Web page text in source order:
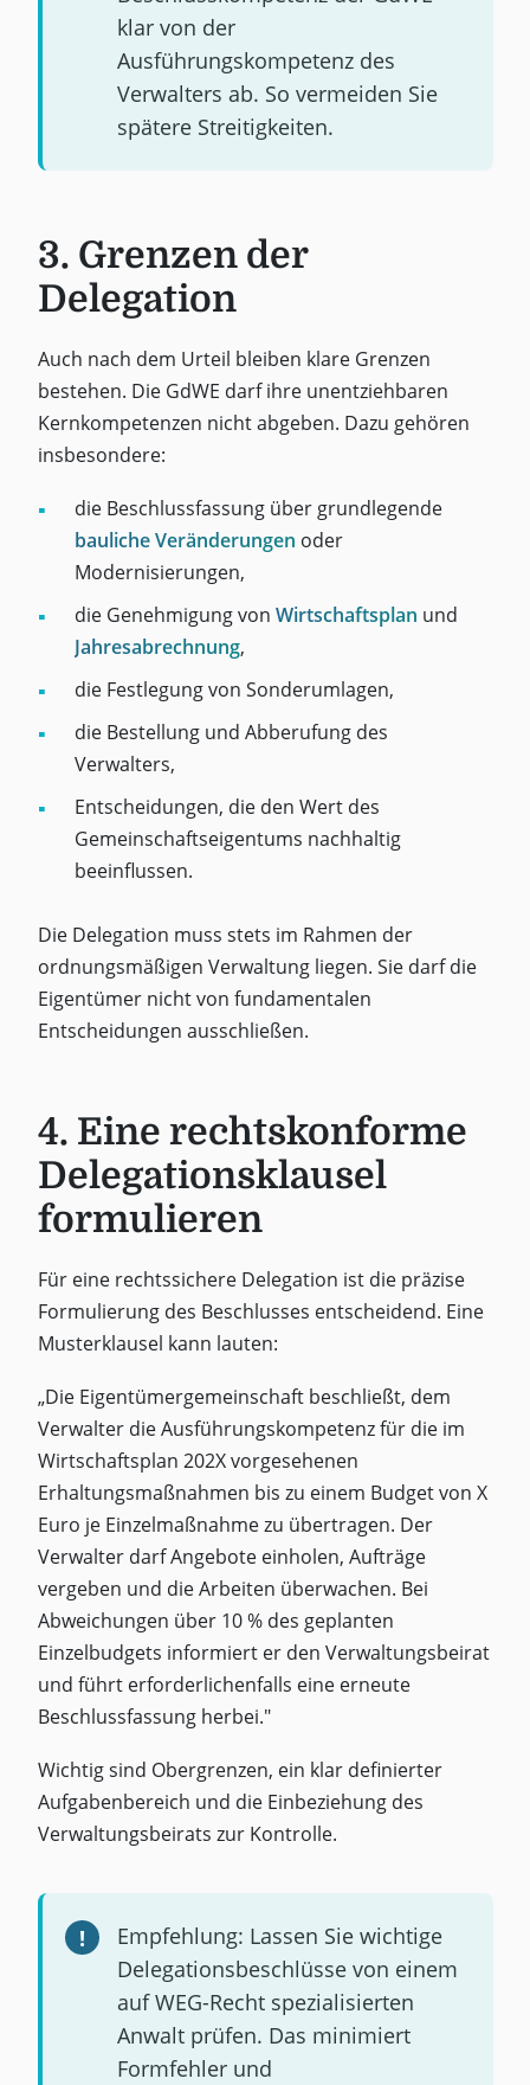
klar von der
Ausführungskompetenz des
Verwalters ab. So vermeiden Sie
spätere Streitigkeiten.
3. Grenzen der
Delegation
Auch nach dem Urteil bleiben klare Grenzen
bestehen. Die GdWE darf ihre unentziehbaren
Kernkompetenzen nicht abgeben. Dazu gehören
insbesondere:
die Beschlussfassung über grundlegende
bauliche Veränderungen oder
Modernisierungen,
die Genehmigung von Wirtschaftsplan und
Jahresabrechnung,
die Festlegung von Sonderumlagen,
die Bestellung und Abberufung des
Verwalters,
Entscheidungen, die den Wert des
Gemeinschaftseigentums nachhaltig
beeinflussen.
Die Delegation muss stets im Rahmen der
ordnungsmäßigen Verwaltung liegen. Sie darf die
Eigentümer nicht von fundamentalen
Entscheidungen ausschließen.
4. Eine rechtskonforme
Delegationsklausel
formulieren
Für eine rechtssichere Delegation ist die präzise
Formulierung des Beschlusses entscheidend. Eine
Musterklausel kann lauten:
„Die Eigentümergemeinschaft beschließt, dem
Verwalter die Ausführungskompetenz für die im
Wirtschaftsplan 202X vorgesehenen
Erhaltungsmaßnahmen bis zu einem Budget von X
Euro je Einzelmaßnahme zu übertragen. Der
Verwalter darf Angebote einholen, Aufträge
vergeben und die Arbeiten überwachen. Bei
Abweichungen über 10 % des geplanten
Einzelbudgets informiert er den Verwaltungsbeirat
und führt erforderlichenfalls eine erneute
Beschlussfassung herbei."
Wichtig sind Obergrenzen, ein klar definierter
Aufgabenbereich und die Einbeziehung des
Verwaltungsbeirats zur Kontrolle.
Empfehlung: Lassen Sie wichtige
Delegationsbeschlüsse von einem
auf WEG-Recht spezialisierten
Anwalt prüfen. Das minimiert
Formfehler und